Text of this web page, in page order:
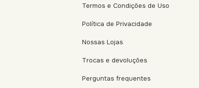
Termos e Condições de Uso
Política de Privacidade
Nossas Lojas
Trocas e devoluções
Perguntas frequentes